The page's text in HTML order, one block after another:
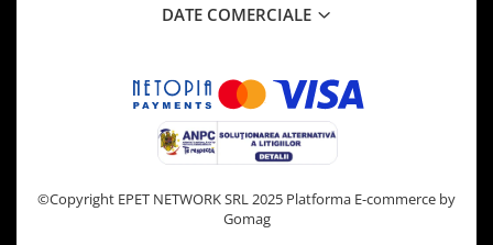
DATE COMERCIALE
©Copyright EPET NETWORK SRL 2025 Platforma E-commerce by
Gomag